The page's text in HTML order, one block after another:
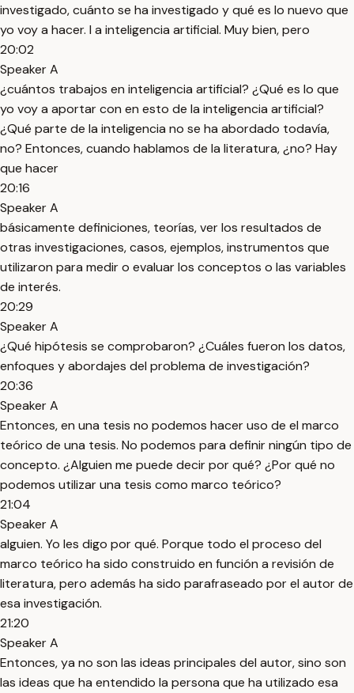
investigado, cuánto se ha investigado y qué es lo nuevo que
yo voy a hacer. I a inteligencia artificial. Muy bien, pero
20:02
Speaker A
¿cuántos trabajos en inteligencia artificial? ¿Qué es lo que
yo voy a aportar con en esto de la inteligencia artificial?
¿Qué parte de la inteligencia no se ha abordado todavía,
no? Entonces, cuando hablamos de la literatura, ¿no? Hay
que hacer
20:16
Speaker A
básicamente definiciones, teorías, ver los resultados de
otras investigaciones, casos, ejemplos, instrumentos que
utilizaron para medir o evaluar los conceptos o las variables
de interés.
20:29
Speaker A
¿Qué hipótesis se comprobaron? ¿Cuáles fueron los datos,
enfoques y abordajes del problema de investigación?
20:36
Speaker A
Entonces, en una tesis no podemos hacer uso de el marco
teórico de una tesis. No podemos para definir ningún tipo de
concepto. ¿Alguien me puede decir por qué? ¿Por qué no
podemos utilizar una tesis como marco teórico?
21:04
Speaker A
alguien. Yo les digo por qué. Porque todo el proceso del
marco teórico ha sido construido en función a revisión de
literatura, pero además ha sido parafraseado por el autor de
esa investigación.
21:20
Speaker A
Entonces, ya no son las ideas principales del autor, sino son
las ideas que ha entendido la persona que ha utilizado esa